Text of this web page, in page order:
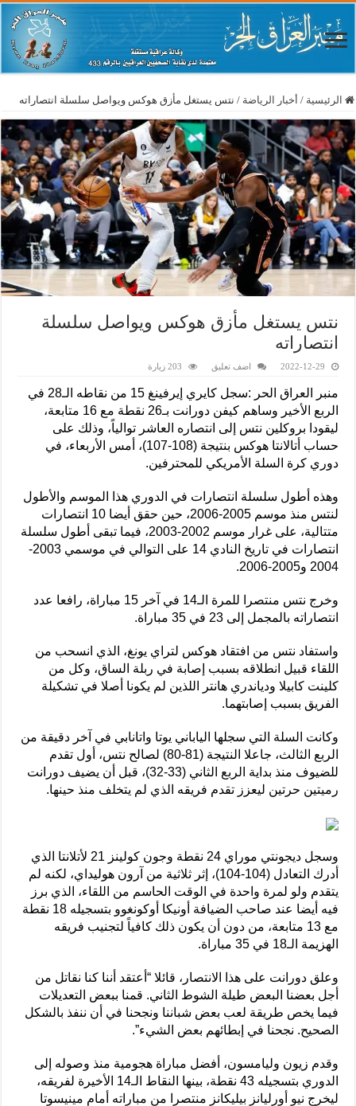
الرئيسية / أخبار الرياضة / نتس يستغل مأزق هوكس ويواصل سلسلة انتصاراته
نتس يستغل مأزق هوكس ويواصل سلسلة
انتصاراته
2022-12-29 اضف تعليق 203 زيارة
منبر العراق الحر :سجل كايري إيرفينغ 15 من نقاطه الـ28 في
الربع الأخير وساهم كيفن دورانت بـ26 نقطة مع 16 متابعة،
ليقودا بروكلين نتس إلى انتصاره العاشر توالياً، وذلك على
حساب أتالانتا هوكس بنتيجة (108-107)، أمس الأربعاء، في
دوري كرة السلة الأمريكي للمحترفين.
وهذه أطول سلسلة انتصارات في الدوري هذا الموسم والأطول
لنتس منذ موسم 2005-2006، حين حقق أيضا 10 انتصارات
متتالية، على غرار موسم 2002-2003، فيما تبقى أطول سلسلة
انتصارات في تاريخ النادي 14 على التوالي في موسمي 2003-
2004 و2005-2006.
وخرج نتس منتصرا للمرة الـ14 في آخر 15 مباراة، رافعا عدد
انتصاراته بالمجمل إلى 23 في 35 مباراة.
واستفاد نتس من افتقاد هوكس لتراي يونغ، الذي انسحب من
اللقاء قبيل انطلاقه بسبب إصابة في ربلة الساق، وكل من
كلينت كابيلا ودياندري هانتر اللذين لم يكونا أصلا في تشكيلة
الفريق بسبب إصابتهما.
وكانت السلة التي سجلها الياباني يوتا واتانابي في آخر دقيقة من
الربع الثالث، جاعلا النتيجة (81-80) لصالح نتس، أول تقدم
للضيوف منذ بداية الربع الثاني (33-32)، قبل أن يضيف دورانت
رميتين حرتين ليعزز تقدم فريقه الذي لم يتخلف منذ حينها.
وسجل ديجونتي موراي 24 نقطة وجون كولينز 21 لأتلانتا الذي
أدرك التعادل (104-104)، إثر ثلاثية من آرون هوليداي، لكنه لم
يتقدم ولو لمرة واحدة في الوقت الحاسم من اللقاء، الذي برز
فيه أيضا عند صاحب الضيافة أونيكا أوكونغوو بتسجيله 18 نقطة
مع 13 متابعة، من دون أن يكون ذلك كافياً لتجنيب فريقه
الهزيمة الـ18 في 35 مباراة.
وعلق دورانت على هذا الانتصار، قائلا “أعتقد أننا كنا نقاتل من
أجل بعضنا البعض طيلة الشوط الثاني. قمنا ببعض التعديلات
فيما يخص طريقة لعب بعض شباننا ونجحنا في أن ننفذ بالشكل
الصحيح. نجحنا في إبطائهم بعض الشيء”.
وقدم زيون وليامسون، أفضل مباراة هجومية منذ وصوله إلى
الدوري بتسجيله 43 نقطة، بينها النقاط الـ14 الأخيرة لفريقه،
ليخرج نيو أورليانز بيليكانز منتصرا من مباراته أمام مينيسوتا